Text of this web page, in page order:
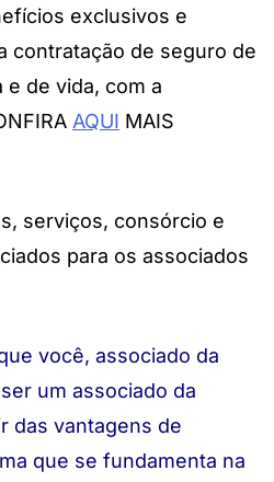
exclusivos e
contratação de seguro de
de vida, com a
AQUI MAIS
serviços, consórcio e
para os associados
você, associado da
um associado da
das vantagens de
que se fundamenta na